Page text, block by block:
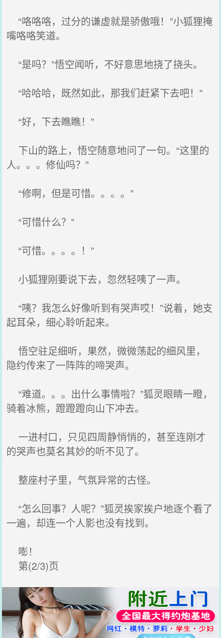
“咯咯咯，过分的谦虚就是骄傲哦！”小狐狸掩
嘴咯咯笑道。
“是吗？”悟空闻听，不好意思地挠了挠头。
“哈哈哈，既然如此，那我们赶紧下去吧！”
“好，下去瞧瞧！”
下山的路上，悟空随意地问了一句。“这里的
人。。。修仙吗？”
“修啊，但是可惜。。。。”
“可惜什么？”
“可惜。。。。！”
小狐狸刚要说下去，忽然轻咦了一声。
“咦？我怎么好像听到有哭声哎！”说着，她支
起耳朵，细心聆听起来。
悟空驻足细听，果然，微微荡起的细风里，
隐约传来了一阵阵的啼哭声。
“难道。。。出什么事情啦？”狐灵眼睛一瞪，
骑着冰熊，蹬蹬蹬向山下冲去。
一进村口，只见四周静悄悄的，甚至连刚才
的哭声也莫名其妙的听不见了。
整座村子里，气氛异常的古怪。
“怎么回事？人呢？”狐灵挨家挨户地逐个看了
一遍，却连一个人影也没有找到。
嘭！
第(2/3)页